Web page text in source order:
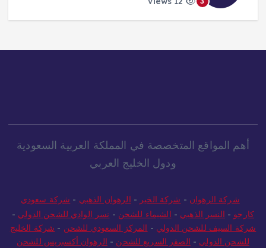
أهم المواقع المتخصصة في المملكة العربية السعودية
ودول الخليج العربي
شركة الرهوان - شركة الخير - الرهوان الذهبي - شركة سعودي
كارجو - النسر الذهبي - الشيماء للشحن - نسر الوادي للشحن الدولي -
شركة السيف للشحن الدولي - المركز السعودي للشحن - شركة الخليج
للشحن الدولي - الصقر السريع للشحن - الرهوان أكسبريس للشحن